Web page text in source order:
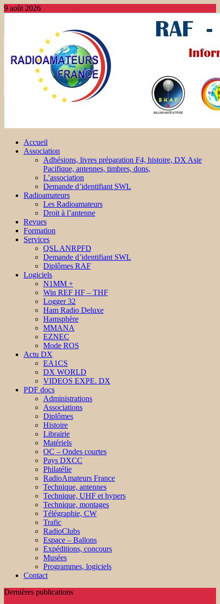
9 août 2026
Accueil
Association
Adhésions, livres préparation F4, histoire, DX Asie
Pacifique, antennes, timbres, dons,
L’association
Demande d’identifiant SWL
Radioamateurs
Les Radioamateurs
Droit à l’antenne
Revues
Formation
Services
QSL ANRPFD
Demande d’identifiant SWL
Diplômes RAF
Logiciels
N1MM +
Win REF HF – THF
Logger 32
Ham Radio Deluxe
Hamsphère
MMANA
EZNEC
Mode ROS
Actu DX
EA1CS
DX WORLD
VIDEOS EXPE. DX
PDF docs
Administrations
Associations
Diplômes
Histoire
Librairie
Matériels
OC – Ondes courtes
Pays DXCC
Philatélie
RadioAmateurs France
Technique, antennes
Technique, UHF et hypers
Technique, montages
Télégraphie, CW
Trafic
RadioClubs
Espace – Ballons
Expéditions, concours
Musées
Programmes, logiciels
Contact
Dernières publications